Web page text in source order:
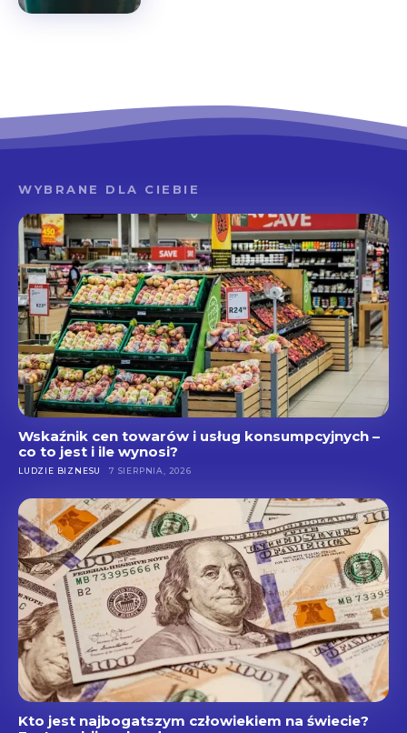
WYBRANE DLA CIEBIE
Wskaźnik cen towarów i usług konsumpcyjnych –
co to jest i ile wynosi?
LUDZIE BIZNESU 7 SIERPNIA, 2026
Kto jest najbogatszym człowiekiem na świecie?